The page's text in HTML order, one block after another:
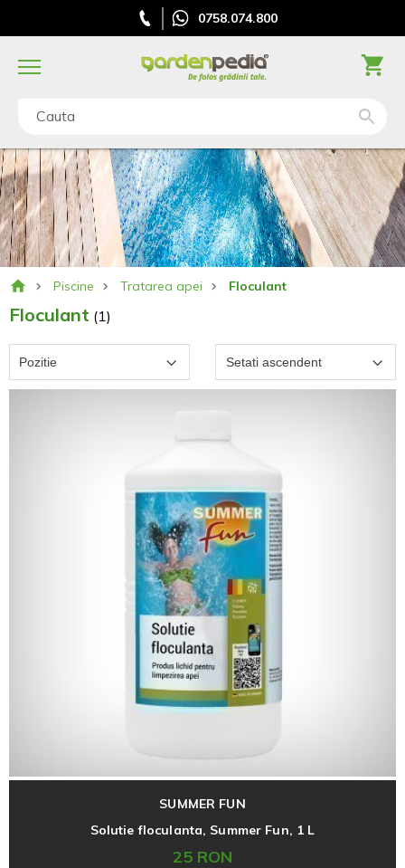
0758.074.800
Cauta
Piscine Tratarea apei Floculant
Floculant (1)
SUMMER FUN
Solutie floculanta, Summer Fun, 1 L
25 RON